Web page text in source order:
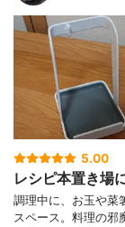
5.00
レシピ本置き場
調理中に、お玉や菜
スペース。料理の邪